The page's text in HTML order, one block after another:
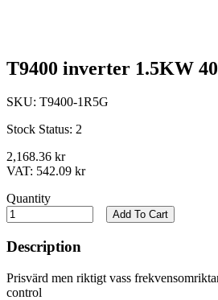
T9400 inverter 1.5KW
SKU: T9400-1R5G
Stock Status: 2
2,168.36 kr
VAT: 542.09 kr
Quantity
Add To Cart
Description
Prisvärd men riktigt vass
control